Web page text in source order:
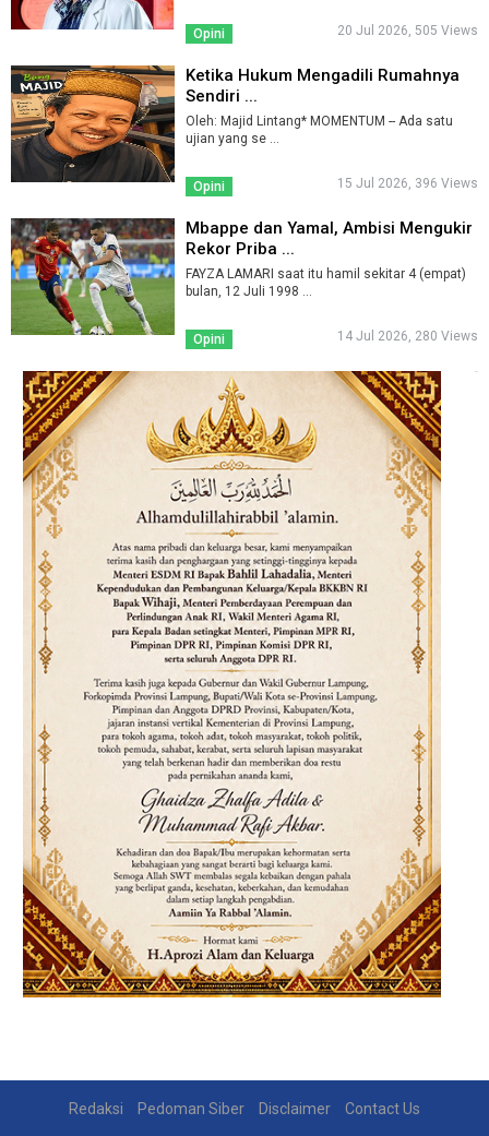
Opini 20 Jul 2026, 505 Views
Ketika Hukum Mengadili Rumahnya
Sendiri ...
Oleh: Majid Lintang* MOMENTUM -- Ada satu
ujian yang se ...
Opini 15 Jul 2026, 396 Views
Mbappe dan Yamal, Ambisi Mengukir
Rekor Priba ...
FAYZA LAMARI saat itu hamil sekitar 4 (empat)
bulan, 12 Juli 1998 ...
Opini 14 Jul 2026, 280 Views
Redaksi Pedoman Siber Disclaimer Contact Us